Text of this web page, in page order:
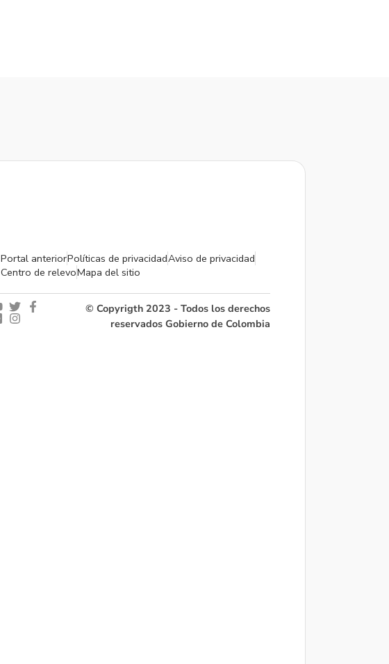
Portal anteriorPolíticas de privacidadAviso de privacidad
Centro de relevoMapa del sitio
© Copyrigth 2023 - Todos los derechos
reservados Gobierno de Colombia